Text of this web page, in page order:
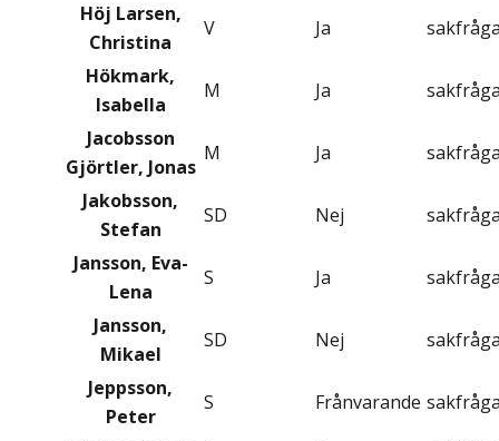
Höj Larsen,
Christina
V Ja
Hökmark,
Isabella
M Ja
Jacobsson
Gjörtler, Jonas
M Ja
Jakobsson,
Stefan
SD Nej
Jansson, Eva-
Lena
S Ja
Jansson,
Mikael
SD Nej
Jeppsson,
Peter
S Frånvarande